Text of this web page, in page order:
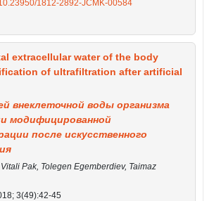
1812-2892-JCMK-00584
extracellular water of the body
of ultrafiltration after artificial
внеклеточной воды организма
модифицированной
после искусственного
Pak, Tolegen Egemberdiev, Taimaz
3(49):42-45